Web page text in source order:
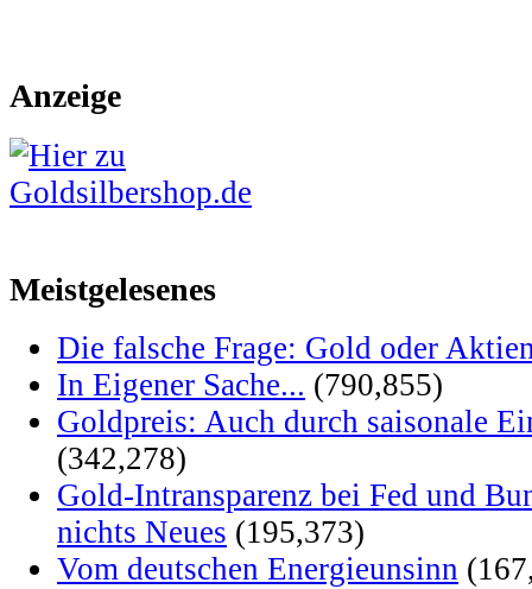
Anzeige
Meistgelesenes
Die falsche Frage: Gold oder
In Eigener Sache... (790,855)
Goldpreis: Auch durch saisonale
(342,278)
Gold-Intransparenz bei Fed und
nichts Neues (195,373)
Vom deutschen Energieunsinn